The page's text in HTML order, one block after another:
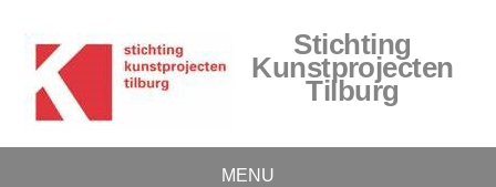
Stichting
Kunstprojecten
Tilburg
MENU